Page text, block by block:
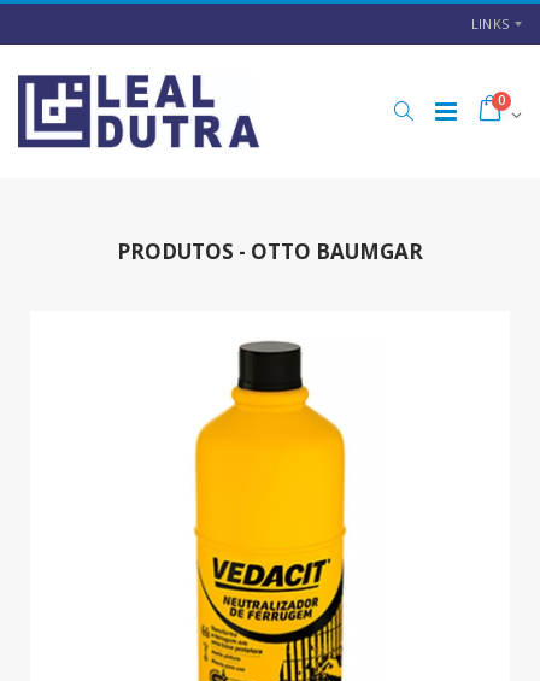
LINKS
0
PRODUTOS - OTTO BAUMGAR